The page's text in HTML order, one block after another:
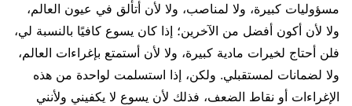
مسؤوليات كبيرة، ولا لمناصب، ولا لأن أتألق في عيون العالم،
ولا لأن أكون أفضل من الآخرين؛ إذا كان يسوع كافيًا بالنسبة لي،
فلن أحتاج لخيرات مادية كبيرة، ولا لأن أستمتع بإغراءات العالم،
ولا لضمانات لمستقبلي. ولكن، إذا استسلمت لواحدة من هذه
الإغراءات أو نقاط الضعف، فذلك لأن يسوع لا يكفيني ولأنني